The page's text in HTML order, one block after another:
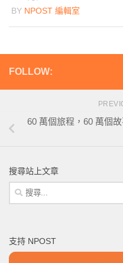
BY NPOST 編輯室
FOLLOW:
60 萬個旅程，60 萬個
搜尋站上文章
搜
尋
字:
支持 NPOST